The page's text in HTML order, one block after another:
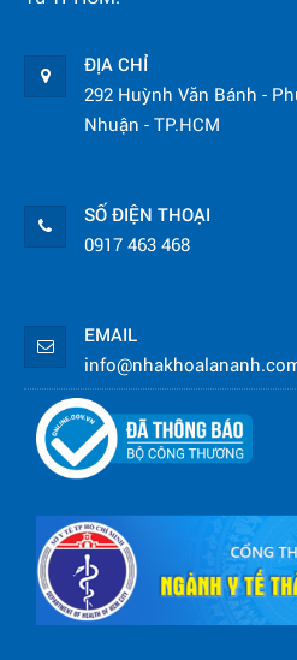
ĐỊA CHỈ
292 Huỳnh Văn Bánh -
Nhuận - TP.HCM
SỐ ĐIỆN THOẠI
0917 463 468
EMAIL